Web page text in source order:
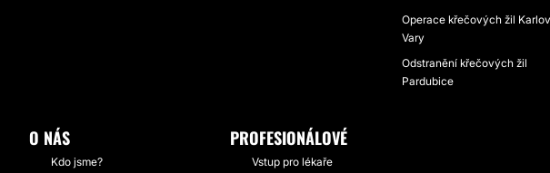
Operace křečových žil
Vary
Odstranění křečových žil
Pardubice
O NÁS
Kdo jsme?
PROFESIONÁLOVÉ
Vstup pro lékaře